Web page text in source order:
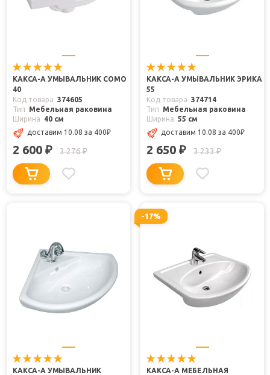
КАКСА-А УМЫВАЛЬНИК COMO
40
Код товара 374605
Тип
Мебельная раковина
Ширина
40 см
доставим 10.08 за 400₽
2 600 ₽ 3 276₽
КАКСА-А УМЫВАЛЬНИК ЭРИКА
55
Код товара 374714
Тип
Мебельная раковина
Ширина 55 см
доставим 10.08 за 400₽
2 650 ₽ 3 233₽
КАКСА-А УМЫВАЛЬНИК
-17%
КАКСА-А МЕБЕЛЬНАЯ